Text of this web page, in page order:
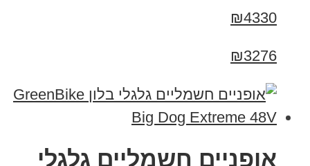
₪4330
₪3276
אופניים חשמליים גלגלי